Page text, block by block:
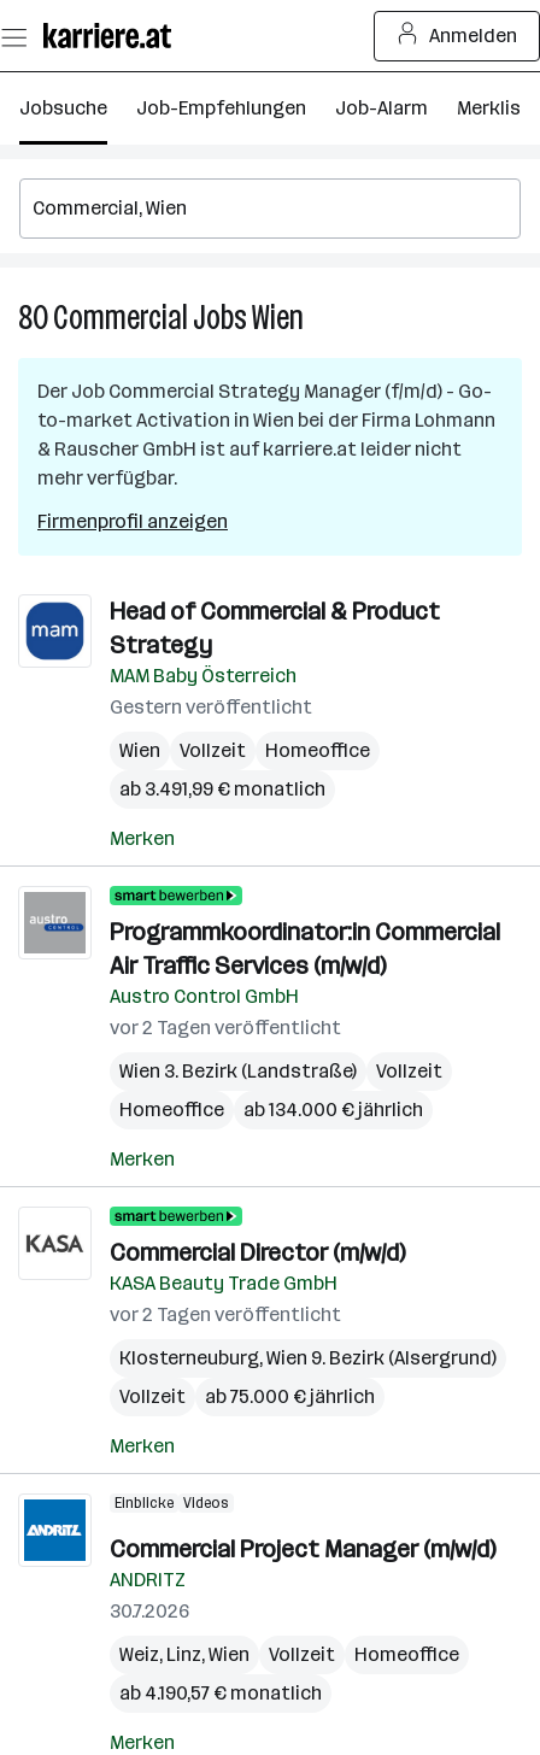
Seiteninhalt
springen
Anmelden
Jobsuche Job-Empfehlungen Job-Alarm Merkliste
80CommercialJobsWien
in
Wien
Der Job Commercial Strategy Manager (f/m/d) - Go-
to-market Activation in Wien bei der Firma Lohmann
& Rauscher GmbH ist auf karriere.at leider nicht
mehr verfügbar.
Firmenprofil anzeigen
Head of Commercial & Product
Strategy
MAM Baby Österreich
Gestern veröffentlicht
Wien
Vollzeit
Homeoffice
ab 3.491,99 € monatlich
Merken
Programmkoordinator:in Commercial
Air Traffic Services (m/w/d)
Austro Control GmbH
vor 2 Tagen veröffentlicht
Wien 3. Bezirk (Landstraße)
Vollzeit
Homeoffice
ab 134.000 € jährlich
Merken
Commercial Director (m/w/d)
KASA Beauty Trade GmbH
vor 2 Tagen veröffentlicht
Klosterneuburg,Wien 9. Bezirk (Alsergrund)
Vollzeit
ab 75.000 € jährlich
Merken
Einblicke Videos
Commercial Project Manager (m/w/d)
ANDRITZ
30.7.2026
Weiz, Linz,Wien Vollzeit
Homeoffice
ab 4.190,57 € monatlich
Merken